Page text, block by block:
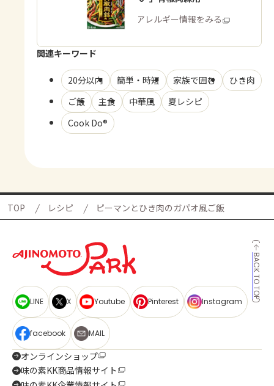
商品・アレルギー情報をみる
関連キーワード
20分以内 簡単・時短 家族で囲む
ひき肉
ご飯
主食 中華風
夏レシピ
Cook Do®
TOP レシピ ピーマンとひき肉のガパオ風ご飯
BACK TO TOP
LINE X Youtube Pinterest Instagram
facebook MAIL
オンラインショップ
味の素KK商品情報サイト